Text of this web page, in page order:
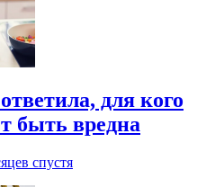
для кого
быть вредна
спустя